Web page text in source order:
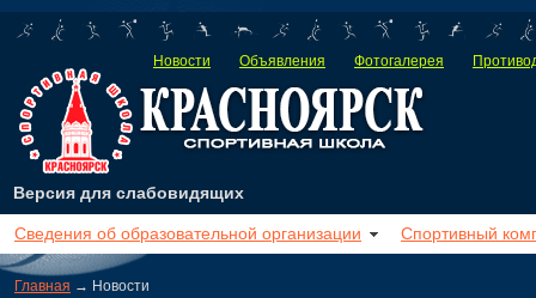
Новости Объявления Фотогалерея
Версия для слабовидящих
Сведения об образовательной организации Спортивный
Главная → Новости